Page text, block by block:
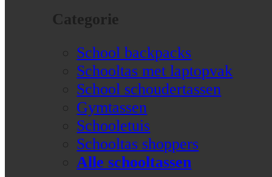
Categorie
School backpacks
Schooltas met laptopvak
School schoudertassen
Gymtassen
Schooletuis
Schooltas shoppers
Alle schooltassen